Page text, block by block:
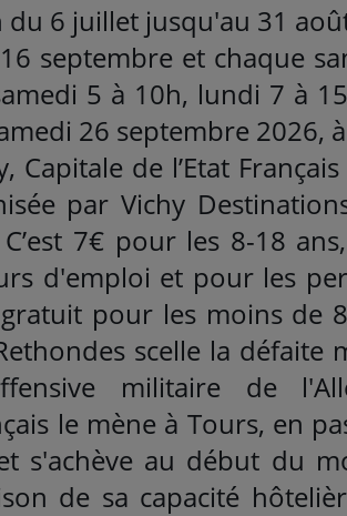
6 juillet jusqu'au 31
septembre et chaque
5 à 10h, lundi 7 à
26 septembre 2026,
Capitale de l’Etat
par Vichy
7€ pour les 8-18
d'emploi et pour les
gratuit pour les moins de
scelle la défaite
militaire de
le mène à Tours, en
s'achève au début du
de sa capacité